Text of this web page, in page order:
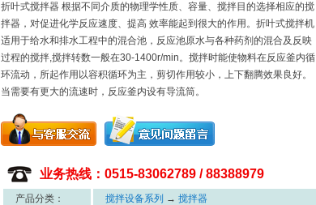
折叶式搅拌器 根据不同介质的物理学性质、容量、搅拌目的选择相应的搅
拌器，对促进化学反应速度、提高 效率能起到很大的作用。折叶式搅拌机
适用于给水和排水工程中的混合池，反应池原水与各种药剂的混合及反映
过程的搅拌,搅拌转数一般在30-1400r/min。搅拌时能使物料在反应釜内循
环流动，所起作用以容积循环为主，剪切作用较小，上下翻腾效果良好。
当需要有更大的流速时，反应釜内设有导流筒。
业务热线：0515-83062789 / 88388979
产品分类： 搅拌设备系列 → 搅拌器